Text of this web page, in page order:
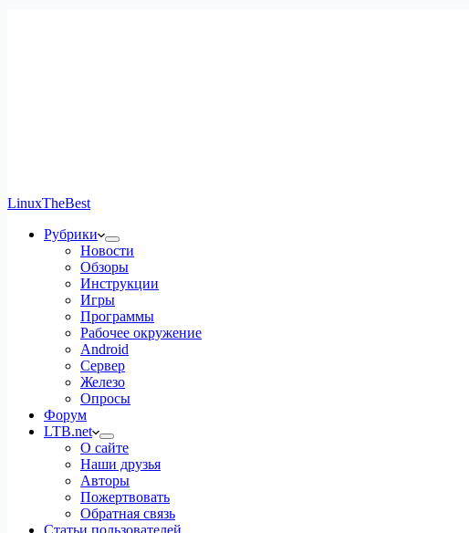
LinuxTheBest
Рубрики
Новости
Обзоры
Инструкции
Игры
Программы
Рабочее окружение
Android
Сервер
Железо
Опросы
Форум
LTB.net
О сайте
Наши друзья
Авторы
Пожертвовать
Обратная связь
Статьи пользователей